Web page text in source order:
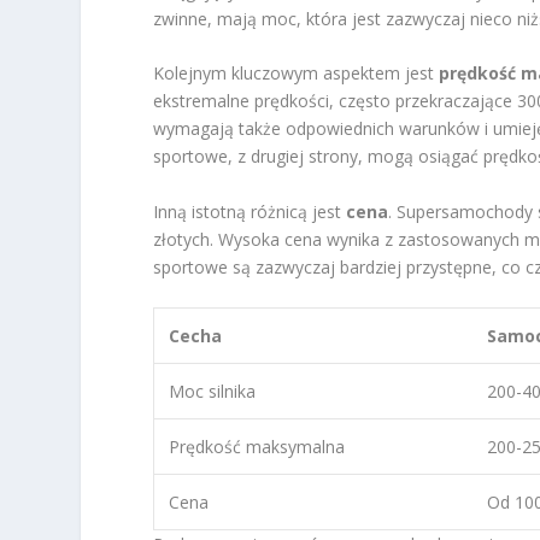
zwinne, mają moc, która jest zazwyczaj nieco
Kolejnym kluczowym aspektem jest prędkość
ekstremalne prędkości, często przekraczające
wymagają także odpowiednich warunków i
sportowe, z drugiej strony, mogą osiągać
Inną istotną różnicą jest cena.
złotych. Wysoka cena wynika z zastosowanych
sportowe są zazwyczaj bardziej przystępne, co
Cecha
Moc silnika 200-
Prędkość maksymalna 200-
Cena
Od